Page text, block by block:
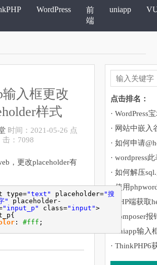
WordPress
前
端
uniapp
输入框更改
样式
时间：2021-05-26 点
击：7098
，更改placeholder有
type="text" placeholder="搜
"
placeholder-
"input_p" class="input">
:#fff ;
点击排名：
· 网站中嵌入
· 如何申请
· 如何解压
· 使用
· PHP端获取
· uniapp输
· ThinkPHP6